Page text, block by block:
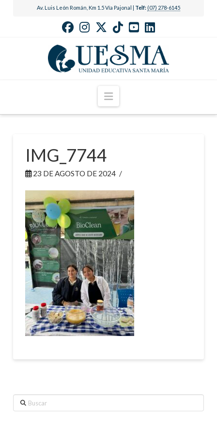
Av. Luis León Román, Km 1.5 Vía Pajonal | Telf: (07) 278-6145
Navigation
IMG_7744
23 DE AGOSTO DE 2024
Buscar